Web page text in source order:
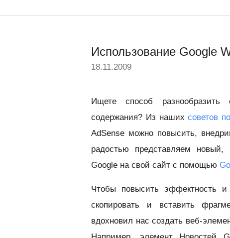
Использование Google
18.11.2009
Ищете способ
содержания? Из нашихсоветов
AdSense можно повысить,
радостью представляем новый,
Google на свой сайт с помощью
Чтобы повысить эффектность и
скопировать и вставить
вдохновил нас создать веб-